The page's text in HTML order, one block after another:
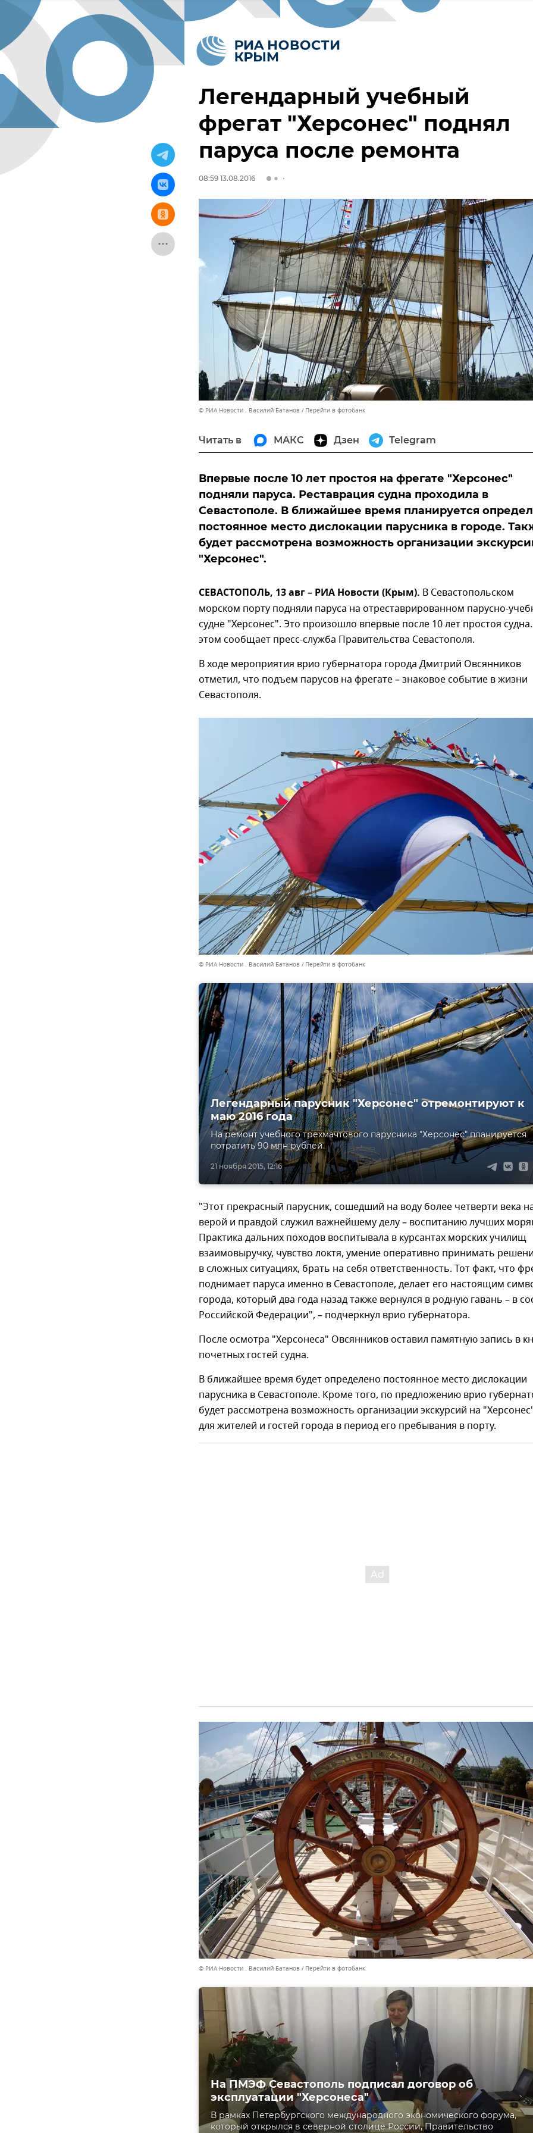
Легендарный учебный
фрегат "Херсонес" поднял
паруса после ремонта
08:59 13.08.2016
© РИА Новости . Василий Батанов Перейти в фотобанк
Читать в МАКС Дзен Telegram
Впервые после 10 лет простоя на фрегате "Херсонес"
подняли паруса. Реставрация судна проходила в
Севастополе. В ближайшее время планируется
постоянное место дислокации парусника в городе.
будет рассмотрена возможность организации
"Херсонес".
СЕВАСТОПОЛЬ, 13 авг – РИА Новости (Крым). В Севастопольском
морском порту подняли паруса на отреставрированном парусно-
судне "Херсонес". Это произошло впервые после 10 лет простоя
этом сообщает пресс-служба Правительства Севастополя.
В ходе мероприятия врио губернатора города Дмитрий Овсянников
отметил, что подъем парусов на фрегате – знаковое событие в жизни
Севастополя.
© РИА Новости . Василий Батанов Перейти в фотобанк
21 ноября 2015, 12:16
Легендарный парусник "Херсонес" отремонтируют к
маю 2016 года
На ремонт учебного трехмачтового парусника "Херсонес" планируется
потратить 90 млн рублей.
"Этот прекрасный парусник, сошедший на воду более четверти века
верой и правдой служил важнейшему делу – воспитанию лучших
Практика дальних походов воспитывала в курсантах морских училищ
взаимовыручку, чувство локтя, умение оперативно принимать
в сложных ситуациях, брать на себя ответственность. Тот факт, что
поднимает паруса именно в Севастополе, делает его настоящим
города, который два года назад также вернулся в родную гавань – в
Российской Федерации", – подчеркнул врио губернатора.
После осмотра "Херсонеса" Овсянников оставил памятную запись в
почетных гостей судна.
В ближайшее время будет определено постоянное место дислокации
парусника в Севастополе. Кроме того, по предложению врио
будет рассмотрена возможность организации экскурсий на
для жителей и гостей города в период его пребывания в порту.
© РИА Новости . Василий Батанов Перейти в фотобанк
На ПМЭФ Севастополь подписал договор об
эксплуатации "Херсонеса"
В рамках Петербургского международного экономического форума,
который открылся в северной столице России, Правительство